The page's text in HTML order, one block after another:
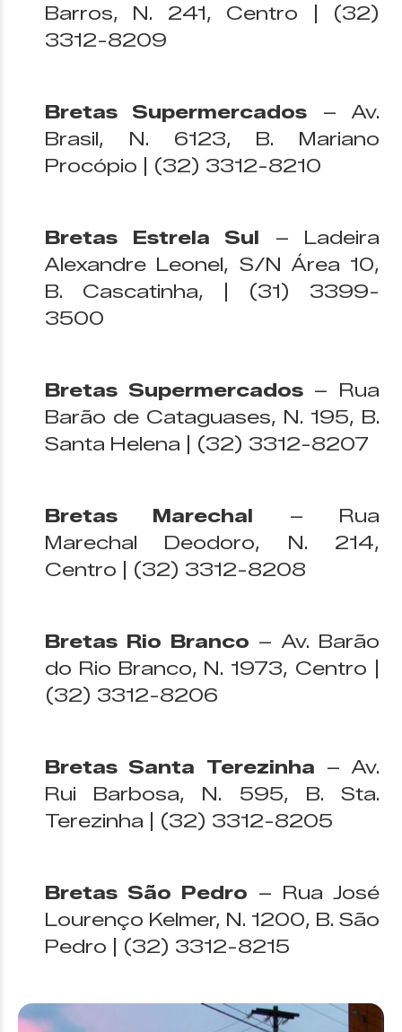
Barros, N. 241, Centro | (32)
3312-8209
Bretas Supermercados – Av.
Brasil, N. 6123, B. Mariano
Procópio | (32) 3312-8210
Bretas Estrela Sul
– Ladeira
Alexandre Leonel, S/N Área 10,
B. Cascatinha, | (31) 3399-
3500
Bretas Supermercados– Rua
Barão de Cataguases, N. 195, B.
Santa Helena | (32) 3312-8207
Bretas Marechal – Rua
Marechal Deodoro, N. 214,
Centro | (32) 3312-8208
Bretas Rio Branco – Av. Barão
do Rio Branco, N. 1973, Centro |
(32) 3312-8206
Bretas Santa Terezinha – Av.
Rui Barbosa, N. 595, B. Sta.
Terezinha | (32) 3312-8205
Bretas São Pedro – Rua José
Lourenço Kelmer, N. 1200, B. São
Pedro | (32) 3312-8215